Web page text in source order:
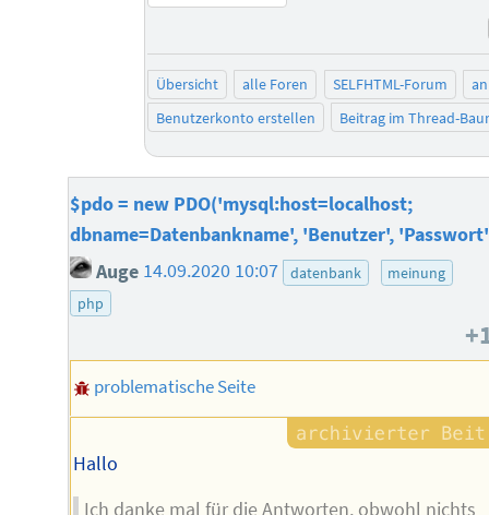
Übersicht alle Foren SELFHTML-Forum
Benutzerkonto erstellen
Beitrag im Thread-
$pdo = new PDO('mysql:host=localhost;
dbname=Datenbankname', 'Benutzer',
Auge 14.09.2020 10:07 datenbank
meinung
php
problematische Seite
Hallo
Ich danke mal für die Antworten, obwohl nichts